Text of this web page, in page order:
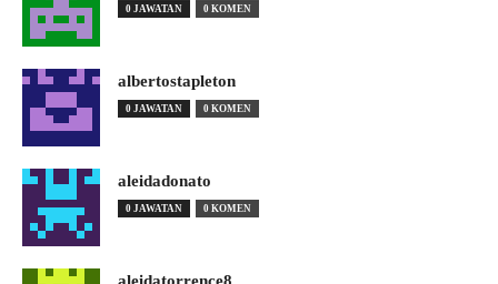
0 JAWATAN 0 KOMEN
albertostapleton
0 JAWATAN 0 KOMEN
aleidadonato
0 JAWATAN 0 KOMEN
aleidatorrence8